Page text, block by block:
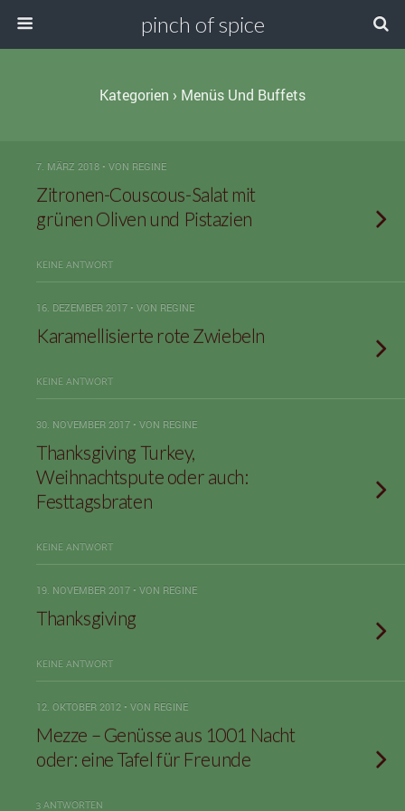
pinch of spice
Kategorien › Menüs Und Buffets
7. MÄRZ 2018 • VON REGINE
Zitronen-Couscous-Salat mit
grünen Oliven und Pistazien
KEINE ANTWORT
16. DEZEMBER 2017 • VON REGINE
Karamellisierte rote Zwiebeln
KEINE ANTWORT
30. NOVEMBER 2017 • VON REGINE
Thanksgiving Turkey,
Weihnachtspute oder auch:
Festtagsbraten
KEINE ANTWORT
19. NOVEMBER 2017 • VON REGINE
Thanksgiving
KEINE ANTWORT
12. OKTOBER 2012 • VON REGINE
Mezze – Genüsse aus 1001 Nacht
oder: eine Tafel für Freunde
3 ANTWORTEN